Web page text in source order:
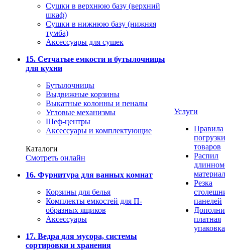
Сушки в верхнюю базу (верхний
шкаф)
Сушки в нижнюю базу (нижняя
тумба)
Аксессуары для сушек
15. Сетчатые емкости и бутылочницы
для кухни
Бутылочницы
Выдвижные корзины
Выкатные колонны и пеналы
Угловые механизмы
Шеф-центры
Аксессуары и комплектующие
Каталоги
Смотреть онлайн
16. Фурнитура для ванных комнат
Корзины для белья
Комплекты емкостей для П-
образных ящиков
Аксессуары
17. Ведра для мусора, системы
сортировки и хранения
Услуги
Правила
погрузки
товаров
Распил
Резка
панелей
платная
упаковка